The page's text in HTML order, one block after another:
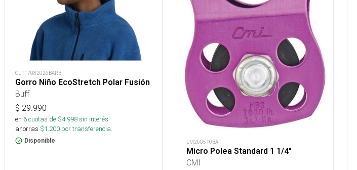
OUT17082026BARB
Gorro Niño EcoStretch Polar Fusión
Buff
$ 29.990
en 6cuotas de $4.998sin interés
ahorras $1.200 por transferencia.
Disponible LM260510BA
Micro Polea Standard 1 1/4"
CMI